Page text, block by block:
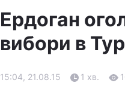
Ердоган
вибори в
15:04, 21.08.15 1 хв.